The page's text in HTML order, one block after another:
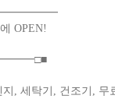
OPEN!
, 세탁기, 건조기,